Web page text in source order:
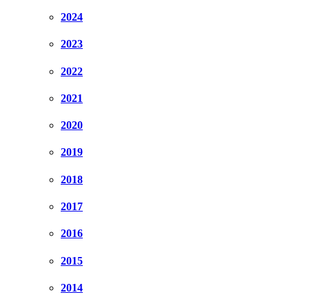
2024
2023
2022
2021
2020
2019
2018
2017
2016
2015
2014